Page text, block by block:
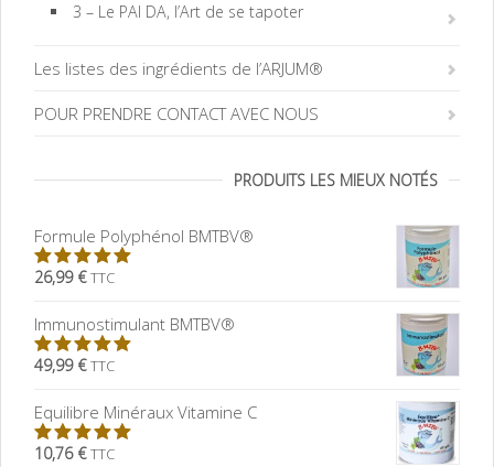
3 – Le PAI DA, l’Art de se tapoter
Les listes des ingrédients de l’ARJUM®
POUR PRENDRE CONTACT AVEC NOUS
PRODUITS LES MIEUX NOTÉS
Formule Polyphénol BMTBV®
5.00 sur
26,99 € TTC
Immunostimulant BMTBV®
5.00 sur
49,99 € TTC
Equilibre Minéraux Vitamine C
5.00 sur
10,76 € TTC